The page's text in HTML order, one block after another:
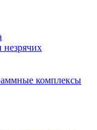
комплексы